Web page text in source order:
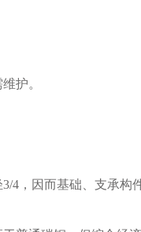
护。
4，因而基础、支承构